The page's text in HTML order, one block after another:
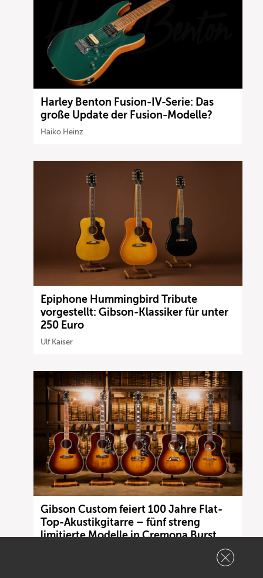
Harley Benton Fusion-IV-Serie: Das
große Update der Fusion-Modelle?
Haiko Heinz
Epiphone Hummingbird Tribute
vorgestellt: Gibson-Klassiker für unter
250 Euro
Ulf Kaiser
Gibson Custom feiert 100 Jahre Flat-
Top-Akustikgitarre – fünf streng
limitierte Modelle in Cremona Burst